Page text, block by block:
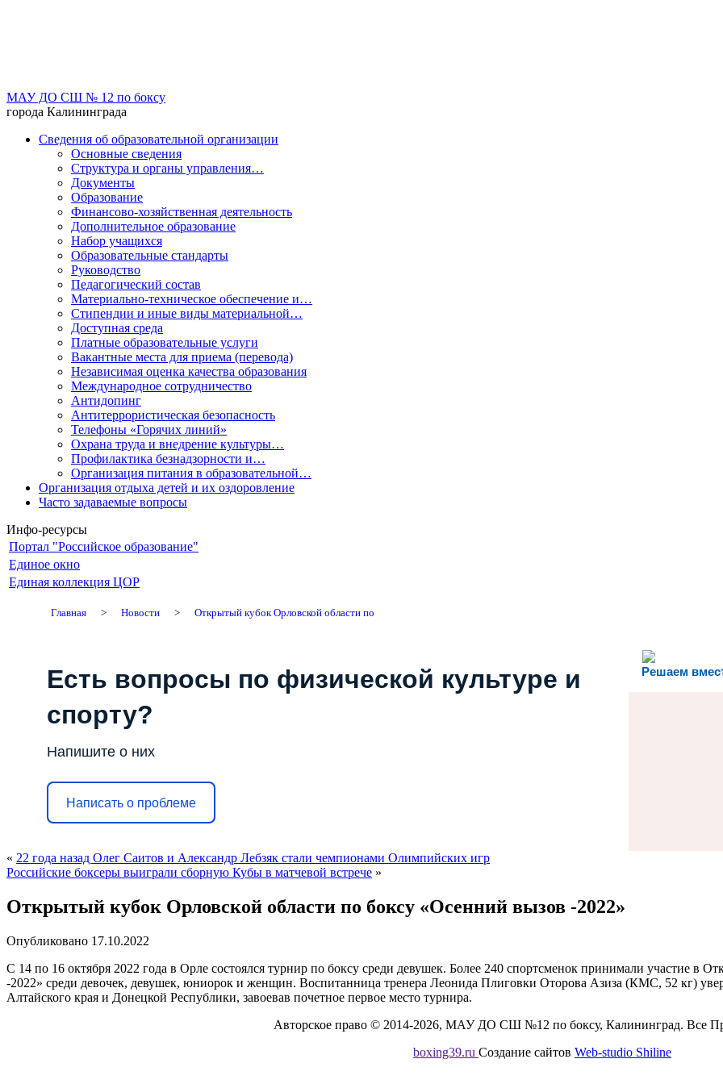
МАУ ДО СШ № 12 по боксу
города Калининграда
Сведения об образовательной организации
Основные сведения
Структура и органы управления…
Документы
Образование
Финансово-хозяйственная деятельность
Дополнительное образование
Набор учащихся
Образовательные стандарты
Руководство
Педагогический состав
Материально-техническое обеспечение и…
Стипендии и иные виды материальной…
Доступная среда
Платные образовательные услуги
Вакантные места для приема (перевода)
Независимая оценка качества образования
Международное сотрудничество
Антидопинг
Антитеррористическая безопасность
Телефоны «Горячих линий»
Охрана труда и внедрение культуры…
Профилактика безнадзорности и…
Организация питания в образовательной…
Организация отдыха детей и их оздоровление
Часто задаваемые вопросы
Инфо-ресурсы
Портал "Российское образование"
Единое окно
Единая коллекция ЦОР
Главная > Новости > Открытый кубок Орловской области по
Решаем
Есть вопросы по физической культуре и
спорту?
Напишите о них
Написать о проблеме
« 22 года назад Олег Саитов и Александр Лебзяк стали чемпионами Олимпийских игр
Российские боксеры выиграли сборную Кубы в матчевой встрече »
Открытый кубок Орловской области по боксу «Осенний вызов -2022»
Опубликовано 17.10.2022
С 14 по 16 октября 2022 года в Орле состоялся турнир по боксу среди девушек. Более 240 спортсменок принимали участие в
-2022» среди девочек, девушек, юниорок и женщин. Воспитанница тренера Леонида Плиговки Оторова Азиза (КМС, 52 кг)
Алтайского края и Донецкой Республики, завоевав почетное первое место турнира.
Авторское право © 2014-2026, МАУ ДО СШ №12 по боксу, Калининград. Все
boxing39.ru Создание сайтов Web-studio Shiline